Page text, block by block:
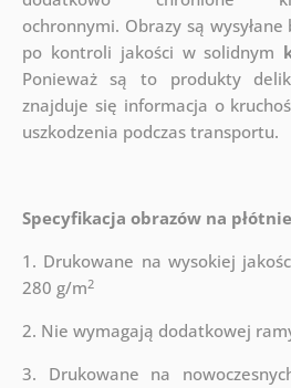
ochronnymi. Obrazy są
po kontroli jakości w solidnym
Ponieważ są to produkty
znajduje się informacja o
uszkodzenia podczas transportu.
Specyfikacja obrazów na płótnie
1. Drukowane na wysokiej
280 g/m2
2. Nie wymagają dodatkowej
3. Drukowane na